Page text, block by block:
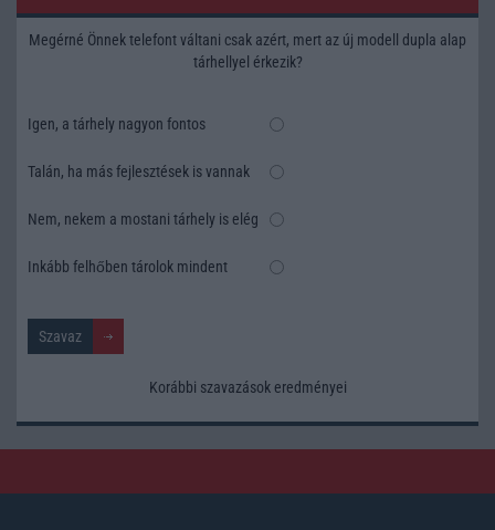
Megérné Önnek telefont váltani csak azért, mert az új modell dupla alap
tárhellyel érkezik?
Igen, a tárhely nagyon fontos
Talán, ha más fejlesztések is vannak
Nem, nekem a mostani tárhely is elég
Inkább felhőben tárolok mindent
Korábbi szavazások eredményei